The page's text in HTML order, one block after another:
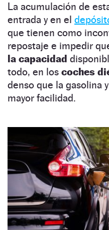
La acumulación de
entrada y en el
que tienen como
repostaje e impedir
la capacidad
todo, en los coches
denso que la gasolina
mayor facilidad.